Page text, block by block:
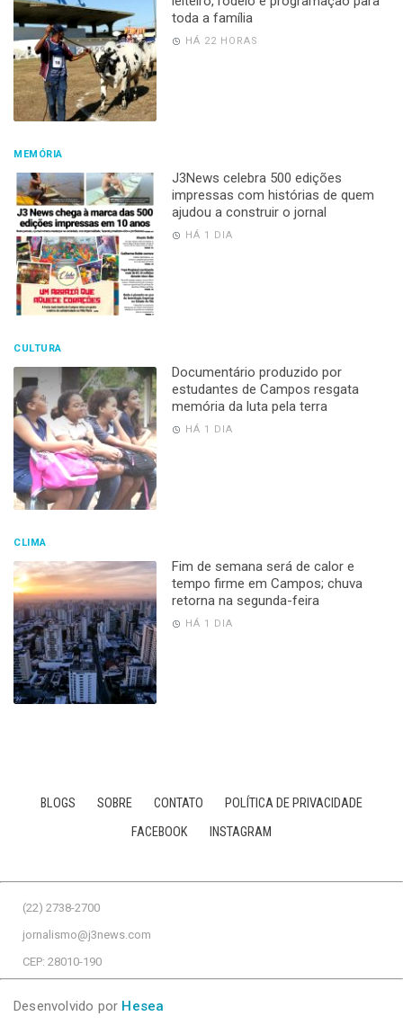
toda a família
HÁ 22 HORAS
MEMÓRIA
J3News celebra 500 edições
impressas com histórias de quem
ajudou a construir o jornal
HÁ 1 DIA
CULTURA
Documentário produzido por
estudantes de Campos resgata
memória da luta pela terra
HÁ 1 DIA
CLIMA
Fim de semana será de calor e
tempo firme em Campos; chuva
retorna na segunda-feira
HÁ 1 DIA
BLOGS SOBRE CONTATO
POLÍTICA DE PRIVACIDADE
FACEBOOK
INSTAGRAM
(22) 2738-2700
jornalismo@j3news.com
CEP: 28010-190
Desenvolvido por Hesea